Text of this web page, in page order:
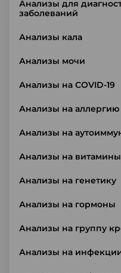
Анализы для
заболеваний
Анализы кала
Анализы мочи
Анализы на COVID-19
Анализы на аллергию
Анализы на
Анализы на витамины
Анализы на генетику
Анализы на гормоны
Анализы на группу
Анализы на